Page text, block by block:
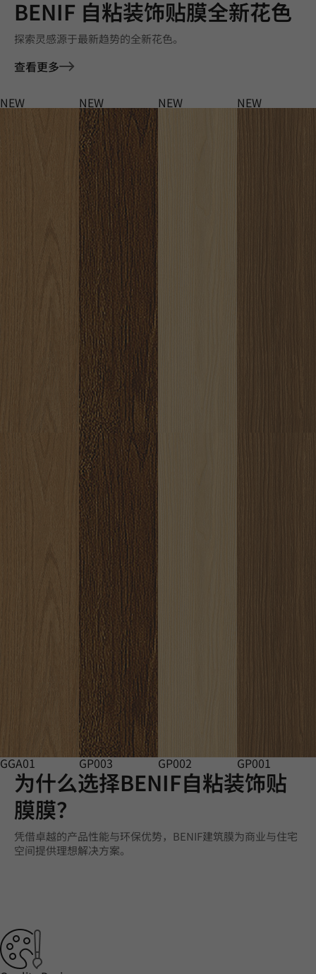
BENIF 自粘装饰贴膜全新花色
探索灵感源于最新趋势的全新花色。
查看更多
NEW
GGA01
NEW
GP003
NEW
GP002
NEW
GP001
为什么选择BENIF自粘装饰贴
膜膜？
凭借卓越的产品性能与环保优势，BENIF建筑膜为商业与住宅
空间提供理想解决方案。